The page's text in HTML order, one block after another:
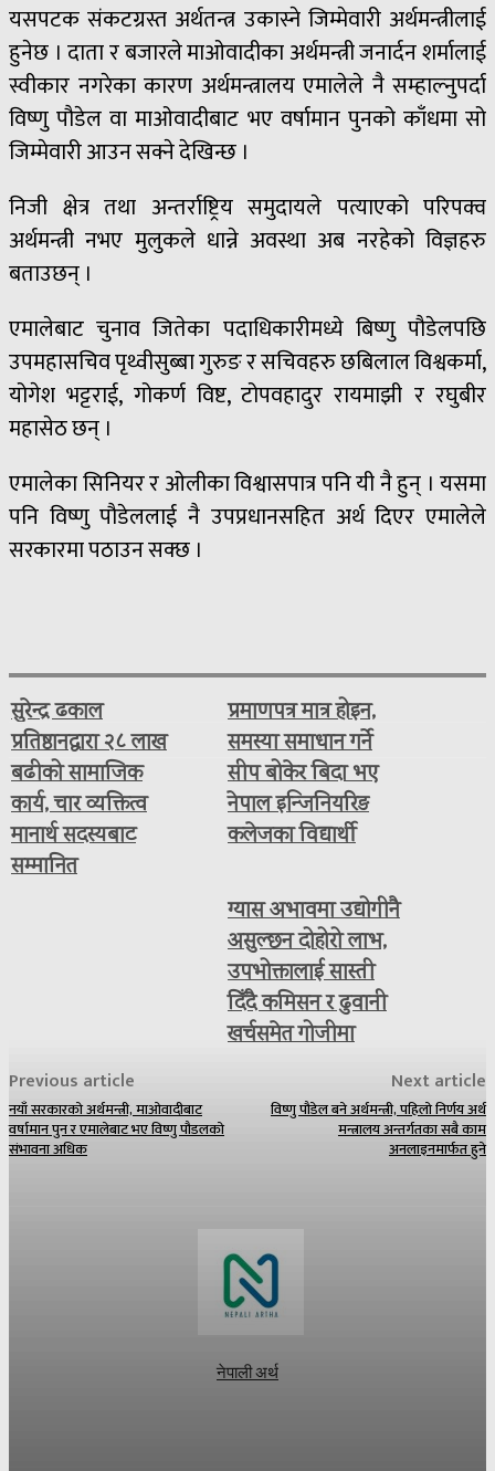
यसपटक संकटग्रस्त अर्थतन्त्र उकास्ने जिम्मेवारी अर्थमन्त्रीलाई
हुनेछ । दाता र बजारले माओवादीका अर्थमन्त्री जनार्दन शर्मालाई
स्वीकार नगरेका कारण अर्थमन्त्रालय एमालेले नै सम्हाल्नुपर्दा
विष्णु पौडेल वा माओवादीबाट भए वर्षामान पुनको काँधमा सो
जिम्मेवारी आउन सक्ने देखिन्छ ।
निजी क्षेत्र तथा अन्तर्राष्ट्रिय समुदायले पत्याएको परिपक्व
अर्थमन्त्री नभए मुलुकले धान्ने अवस्था अब नरहेको विज्ञहरु
बताउछन् ।
एमालेबाट चुनाव जितेका पदाधिकारीमध्ये बिष्णु पौडेलपछि
उपमहासचिव पृथ्वीसुब्बा गुरुङ र सचिवहरु छबिलाल विश्वकर्मा,
योगेश भट्टराई, गोकर्ण विष्ट, टोपवहादुर रायमाझी र रघुबीर
महासेठ छन् ।
एमालेका सिनियर र ओलीका विश्वासपात्र पनि यी नै हुन् । यसमा
पनि विष्णु पौडेललाई नै उपप्रधानसहित अर्थ दिएर एमालेले
सरकारमा पठाउन सक्छ ।
सुरेन्द्र ढकाल
प्रतिष्ठानद्वारा २८ लाख
बढीको सामाजिक
कार्य, चार व्यक्तित्व
मानार्थ सदस्यबाट
सम्मानित
प्रमाणपत्र मात्र होइन,
समस्या समाधान गर्ने
सीप बोकेर बिदा भए
नेपाल इन्जिनियरिङ
कलेजका विद्यार्थी
ग्यास अभावमा उद्योगीनै
असुल्छन दोहोरो लाभ,
उपभोक्तालाई सास्ती
दिँदै कमिसन र ढुवानी
खर्चसमेत गोजीमा
Previous article
नयाँ सरकारको अर्थमन्त्री, माओवादीबाट
वर्षामान पुन र एमालेबाट भए विष्णु पौडलको
संभावना अधिक
Next article
विष्णु पौडेल बने अर्थमन्त्री, पहिलो निर्णय अर्थ
मन्त्रालय अन्तर्गतका सबै काम
अनलाइनमार्फत हुने
नेपाली अर्थ